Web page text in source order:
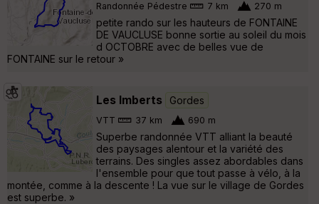
Randonnée Pédestre 7 km 270 m
petite rando sur les hauteurs de FONTAINE
DE VAUCLUSE bonne sortie au soleil du mois
d OCTOBRE avec de belles vue de
FONTAINE sur le retour »
Les Imberts Gordes
VTT 37 km 690 m
Superbe randonnée VTT alliant la beauté
des paysages alentour et la variété des
terrains. Des singles assez abordables dans
l'ensemble pour que tout passe à vélo, à la
montée, comme à la descente ! La vue sur le village de Gordes
est superbe. »